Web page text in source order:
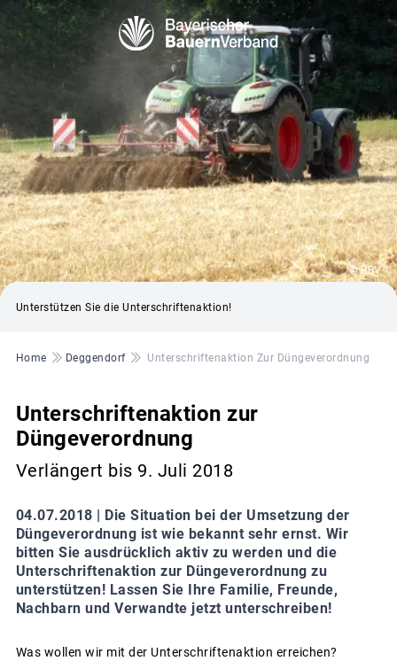
© BBV
Unterstützen Sie die Unterschriftenaktion!
Pfadnavigation
Home Deggendorf Unterschriftenaktion Zur Düngeverordnung
Unterschriftenaktion zur
Düngeverordnung
Verlängert bis 9. Juli 2018
04.07.2018 |
Die Situation bei der Umsetzung der
Düngeverordnung ist wie bekannt sehr ernst. Wir
bitten Sie ausdrücklich aktiv zu werden und die
Unterschriftenaktion zur Düngeverordnung zu
unterstützen! Lassen Sie Ihre Familie, Freunde,
Nachbarn und Verwandte jetzt unterschreiben!
Was wollen wir mit der Unterschriftenaktion erreichen?